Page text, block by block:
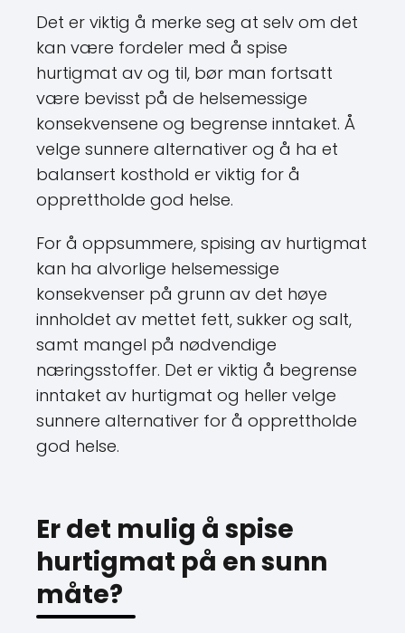
Det er viktig å merke seg at selv om det
kan være fordeler med å spise
hurtigmat av og til, bør man fortsatt
være bevisst på de helsemessige
konsekvensene og begrense inntaket. Å
velge sunnere alternativer og å ha et
balansert kosthold er viktig for å
opprettholde god helse.
For å oppsummere, spising av hurtigmat
kan ha alvorlige helsemessige
konsekvenser på grunn av det høye
innholdet av mettet fett, sukker og salt,
samt mangel på nødvendige
næringsstoffer. Det er viktig å begrense
inntaket av hurtigmat og heller velge
sunnere alternativer for å opprettholde
god helse.
Er det mulig å spise
hurtigmat på en sunn
måte?